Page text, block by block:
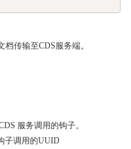
传输至CDS服务端。
服务调用的钩子。
子调用的UUID